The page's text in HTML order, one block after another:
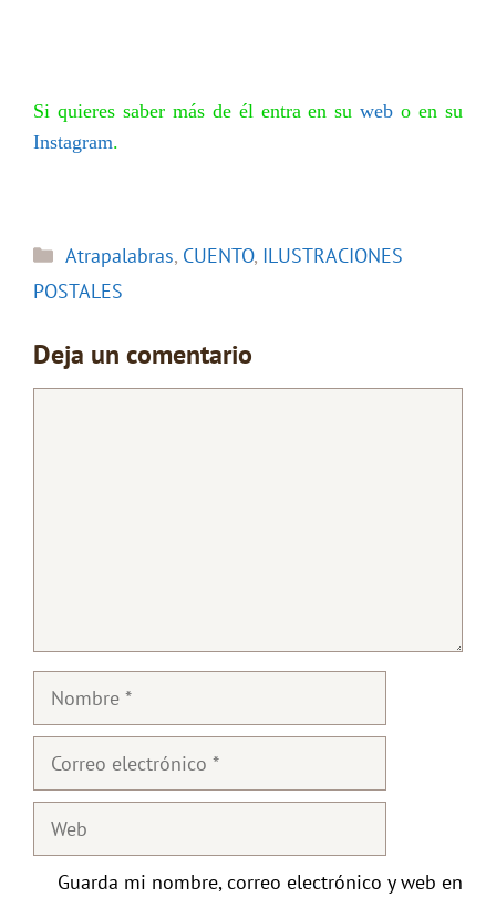
Si quieres saber más de él entra en suwebo en su
Instagram.
Categorías
Atrapalabras, CUENTO, ILUSTRACIONES
POSTALES
Deja un comentario
Nombre
Correo
Web
Guarda mi nombre, correo electrónico y web en